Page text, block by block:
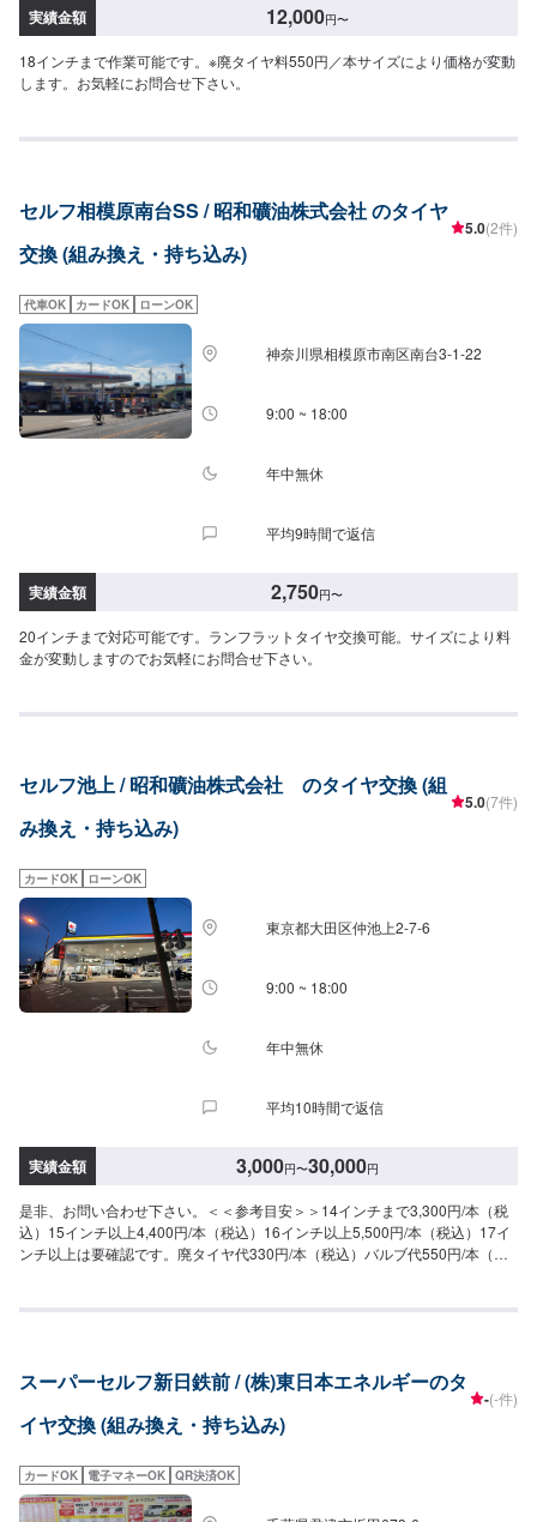
実績金額 12,000円〜
18インチまで作業可能です。※廃タイヤ料550円／本サイズにより価格が変動
します。お気軽にお問合せ下さい。
セルフ相模原南台SS / 昭和礦油株式会社 のタイヤ
交換 (組み換え・持ち込み)
5.0(2件)
代車OK カードOK ローンOK
神奈川県相模原市南区南台3-1-22
9:00 ~ 18:00
年中無休
平均9時間で返信
実績金額 2,750円〜
20インチまで対応可能です。ランフラットタイヤ交換可能。サイズにより料
金が変動しますのでお気軽にお問合せ下さい。
セルフ池上 / 昭和礦油株式会社 のタイヤ交換 (組
み換え・持ち込み)
5.0(7件)
カードOK ローンOK
東京都大田区仲池上2-7-6
9:00 ~ 18:00
年中無休
平均10時間で返信
実績金額 3,000円〜30,000円
是非、お問い合わせ下さい。＜＜参考目安＞＞14インチまで3,300円/本（税
込）15インチ以上4,400円/本（税込）16インチ以上5,500円/本（税込）17イ
ンチ以上は要確認です。廃タイヤ代330円/本（税込）バルブ代550円/本（税
スーパーセルフ新日鉄前 / (株)東日本エネルギーのタ
イヤ交換 (組み換え・持ち込み)
-(-件)
カードOK 電子マネーOK QR決済OK